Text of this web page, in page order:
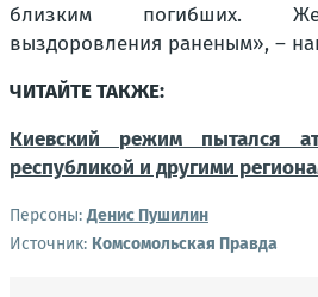
близким погибших.
выздоровления раненым», –
ЧИТАЙТЕ ТАКЖЕ:
Киевский режим пытался
республикой и другими
Персоны: Денис Пушилин
Источник: Комсомольская Правда